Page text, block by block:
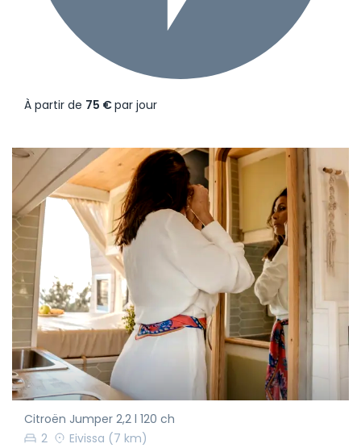
À partir de 75 €par jour
Citroën Jumper 2,2 l 120 ch
2
Eivissa (7 km)